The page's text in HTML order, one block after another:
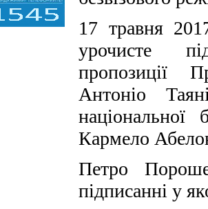
17 травня
урочисте
пропозиції
Антоніо
Кармело
Петро
підписанні у